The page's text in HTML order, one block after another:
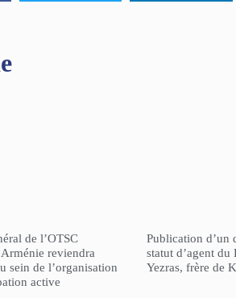
de l’OTSC
reviendra
sein de l’organisation
active
Publication d’un
statut d’agent du
Yezras, frère de